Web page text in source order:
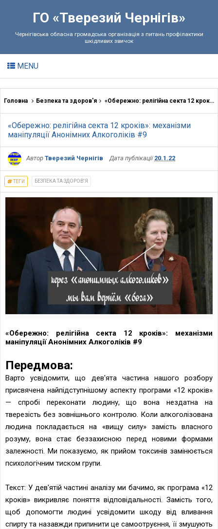
ГО «Тверезий Чернігів»
Чернігівська обласна громадська організація з питань профілактики
шкідливих звичок
MENU
Головна Безпека та здоров'я «Обережно: релігійна секта 12 кроків»: механізми маніпуляції Анонімних Алкоголіків #9
«Обережно: релігійна секта 12 кроків»: механізми
маніпуляції Анонімних Алкоголіків #9
Автор Тверезий Чернігів Дата публікації20.1.22
ТЕГИ БЕЗПЕКА ТА ЗДОРОВ'Я
«Обережно: релігійна секта 12 кроків»: механізми
маніпуляції Анонімних Алкоголіків #9
Передмова:
Варто усвідомити, що дев'ята частина нашого розбору
присвячена найпідступнішому аспекту програми «12 кроків»
— спробі переконати людину, що вона нездатна на
тверезість без зовнішнього контролю. Коли алкоголізована
людина покладається на «вищу силу» замість власного
розуму, вона стає беззахисною перед новими формами
залежності. Ми показуємо, як прийом токсинів замінюється
психологічним тиском групи.
Текст: У дев'ятій частині аналізу ми бачимо, як програма «12
кроків» викривляє поняття відповідальності. Замість того,
щоб допомогти людині усвідомити шкоду від вливання
спирту та назавжди припинити це самоотруєння, її змушують